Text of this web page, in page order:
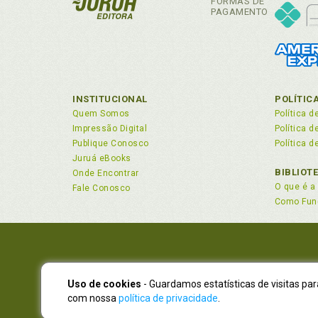
50
PAGAMENTO
INSTITUCIONAL
Quem Somos
Impressão Digital
Publique Conosco
Juruá eBooks
Onde Encontrar
Fale Conosco
Política
Política
Política
O que é a
Como
NOVO
Uso de cookies - Guardamos estatísticas de visitas
com nossa política de privacidade